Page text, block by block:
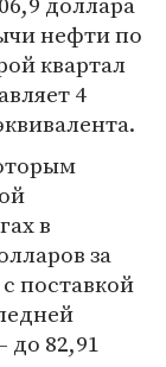
нефти по
квартал
4
в
за
поставкой
до 82,91